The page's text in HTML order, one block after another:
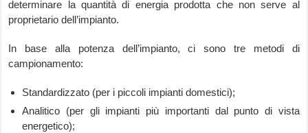
determinare la quantità di energia prodotta che non serve al
proprietario dell’impianto.
In base alla potenza dell’impianto, ci sono tre metodi di
campionamento:
Standardizzato (per i piccoli impianti domestici);
Analitico (per gli impianti più importanti dal punto di vista
energetico);